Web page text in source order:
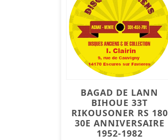
BAGAD DE LANN
BIHOUE 33T
RIKOUSONER RS 180
30E ANNIVERSAIRE
1952-1982